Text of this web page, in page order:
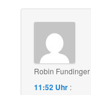
Robin Fundinger
11:52 Uhr :